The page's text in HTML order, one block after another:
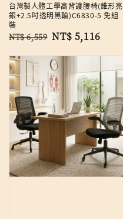
台灣製人體工學高背護腰椅(錐形亮
銀+2.5吋透明黑輪)C6830-5 免組
裝
Regular
NT$ 6,559 Sale
NT$ 5,116